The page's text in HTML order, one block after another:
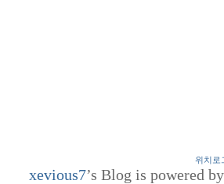
위치로
xevious7’s Blog is powered